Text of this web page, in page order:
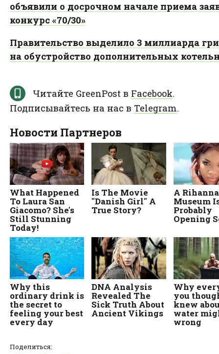
Поделиться:
объявили о досрочном начале приема
конкурс «70/30»
Правительство выделило 3 миллиарда
на обустройство дополнительных
Читайте GreenPost в Facebook.
Подписывайтесь на нас в Telegram.